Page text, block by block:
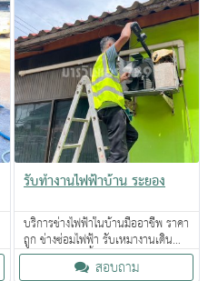
รับทำงานไฟฟ้าบ้าน ระยอง
บริการช่างไฟฟ้าในบ้านมืออาชีพ ราคา
ถูก ช่างซ่อมไฟฟ้า รับเหมางานเดิน
สายไฟ งานติดตั้งระบบไฟฟ้า
สอบถาม